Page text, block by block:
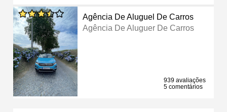
Agência De Aluguel De Carros
Agência De Aluguer De Carros
939 avaliações
5 comentários